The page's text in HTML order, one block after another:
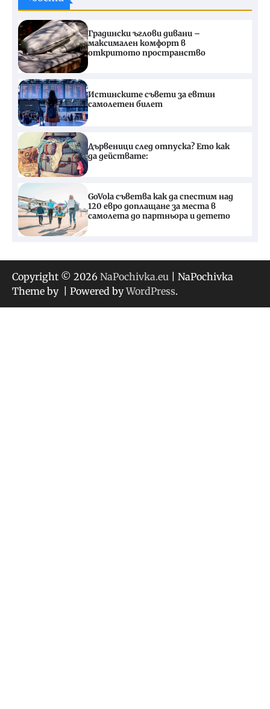
Градински ъглови дивани –
максимален комфорт в
откритото пространство
Истинските съвети за евтин
самолетен билет
Дървеници след отпуска? Ето как
да действате:
GoVola съветва как да спестим над
120 евро доплащане за места в
самолета до партньора и детето
Copyright © 2026 NaPochivka.eu | NaPochivka
Theme by
| Powered byWordPress.